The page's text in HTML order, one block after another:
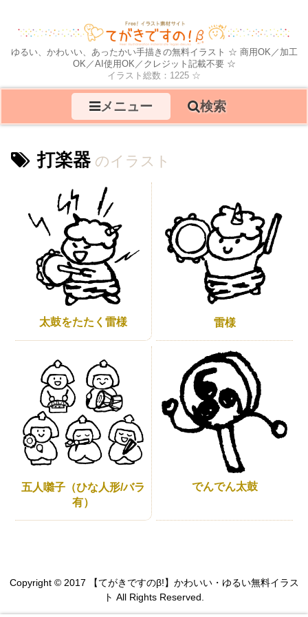
ゆるい、かわいい、あったかい手描きの無料イラスト ☆ 商用OK／加工
OK／AI使用OK／クレジット記載不要 ☆
イラスト総数：1225 ☆
メニュー 検索
打楽器
太鼓をたたく雷様 雷様
五人囃子（ひな人形/バラ
有）
でんでん太鼓
Copyright © 2017 【てがきですのβ!】かわいい・ゆるい無料イラス
ト All Rights Reserved.